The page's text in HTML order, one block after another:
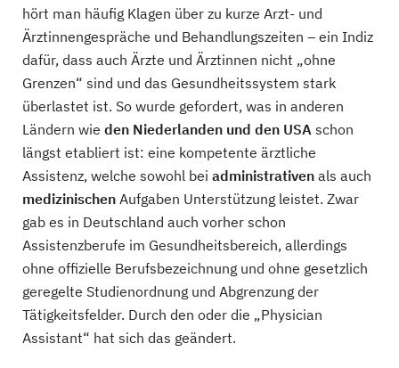
hört man häufig Klagen über zu kurze Arzt- und
Ärztinnengespräche und Behandlungszeiten – ein Indiz
dafür, dass auch Ärzte und Ärztinnen nicht „ohne
Grenzen“ sind und das Gesundheitssystem stark
überlastet ist. So wurde gefordert, was in anderen
Ländern wie den Niederlanden und den USA schon
längst etabliert ist: eine kompetente ärztliche
Assistenz, welche sowohl bei administrativen als auch
medizinischen Aufgaben Unterstützung leistet. Zwar
gab es in Deutschland auch vorher schon
Assistenzberufe im Gesundheitsbereich, allerdings
ohne offizielle Berufsbezeichnung und ohne gesetzlich
geregelte Studienordnung und Abgrenzung der
Tätigkeitsfelder. Durch den oder die „Physician
Assistant“ hat sich das geändert.